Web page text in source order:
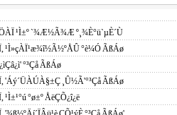
¹Ì±º `¾Æ½Ã¾Æ º¸¾È°ü`µÈ´Ù
¹Ì»çÀÏ¹æ¾î½Ã½ºÅÛ °è¼Ó ÃßÁø
°³Çå ÃßÁø
'Áý´ÜÀÚÀ§±Ç ¸Û½Ã'°³Çå ÃßÁø
¹Ì±¹°ú °ø±º ÅëÇÕ¿î¿ë